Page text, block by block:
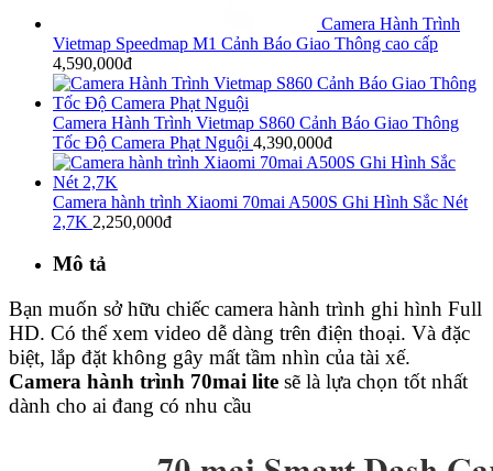
Camera Hành Trình
Vietmap Speedmap M1 Cảnh Báo Giao Thông cao cấp
4,590,000đ
Camera Hành Trình Vietmap S860 Cảnh Báo Giao Thông
Tốc Độ Camera Phạt Nguội 4,390,000đ
Camera hành trình Xiaomi 70mai A500S Ghi Hình Sắc Nét
2,7K 2,250,000đ
Mô tả
Bạn muốn sở hữu chiếc camera hành trình ghi hình Full
HD. Có thể xem video dễ dàng trên điện thoại. Và đặc
biệt, lắp đặt không gây mất tầm nhìn của tài xế.
Camera hành trình 70mai lite sẽ là lựa chọn tốt nhất
dành cho ai đang có nhu cầu